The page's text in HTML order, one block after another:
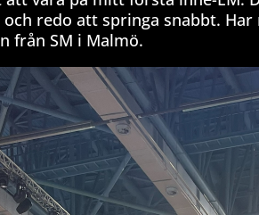
och redo att springa snabbt.
från SM i Malmö.